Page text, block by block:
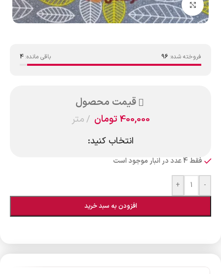
بزرگنمایی تصویر
فروخته شده: 96 باقی مانده: 4
قیمت محصول
400,000تومان متر
انتخاب کنید:
فقط 4 عدد در انبار موجود است
-
+
افزودن به سبد خرید